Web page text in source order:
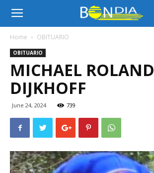
Bon
Dia
Home OBITUARIO
OBITUARIO
MICHAEL ROLAND
DIJKHOFF
June 24, 2024 739